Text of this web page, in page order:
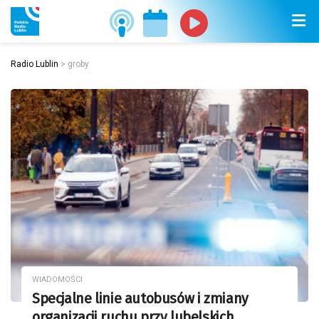
Radio Lublin > groby
WIADOMOŚCI
Specjalne linie autobusów i zmiany